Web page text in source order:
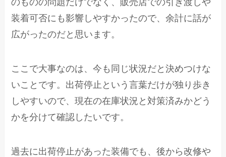
のものの問題だけでなく、販売店での引き渡しや
装着可否にも影響しやすかったので、余計に話が
広がったのだと思います。
ここで大事なのは、今も同じ状況だと決めつけな
いことです。出荷停止という言葉だけが独り歩き
しやすいので、現在の在庫状況と対策済みかどう
かを分けて確認したいです。
過去に出荷停止があった装備でも、後から改修や